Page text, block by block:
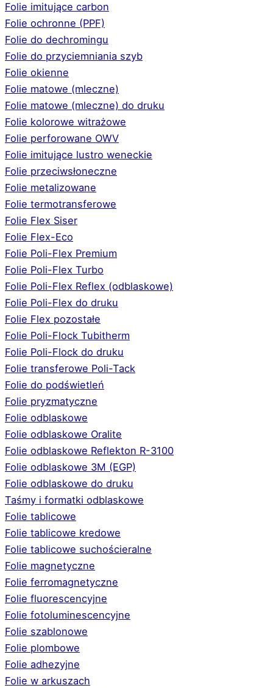
Folie imitujące carbon
Folie ochronne (PPF)
Folie do dechromingu
Folie do przyciemniania szyb
Folie okienne
Folie matowe (mleczne)
Folie matowe (mleczne) do druku
Folie kolorowe witrażowe
Folie perforowane OWV
Folie imitujące lustro weneckie
Folie przeciwsłoneczne
Folie metalizowane
Folie termotransferowe
Folie Flex Siser
Folie Flex-Eco
Folie Poli-Flex Premium
Folie Poli-Flex Turbo
Folie Poli-Flex Reflex (odblaskowe)
Folie Poli-Flex do druku
Folie Flex pozostałe
Folie Poli-Flock Tubitherm
Folie Poli-Flock do druku
Folie transferowe Poli-Tack
Folie do podświetleń
Folie pryzmatyczne
Folie odblaskowe
Folie odblaskowe Oralite
Folie odblaskowe Reflekton R-3100
Folie odblaskowe 3M (EGP)
Folie odblaskowe do druku
Taśmy i formatki odblaskowe
Folie tablicowe
Folie tablicowe kredowe
Folie tablicowe suchościeralne
Folie magnetyczne
Folie ferromagnetyczne
Folie fluorescencyjne
Folie fotoluminescencyjne
Folie szablonowe
Folie plombowe
Folie adhezyjne
Folie w arkuszach